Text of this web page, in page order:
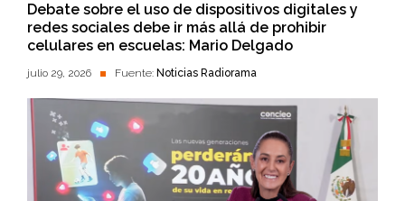
Debate sobre el uso de dispositivos digitales y
redes sociales debe ir más allá de prohibir
celulares en escuelas: Mario Delgado
julio 29, 2026 Fuente: Noticias Radiorama